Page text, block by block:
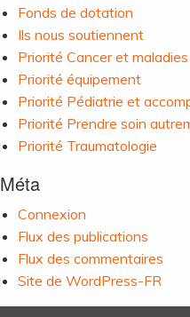
Fonds de dotation
Ils nous soutiennent
Priorité Cancer et
Priorité équipement
Priorité Pédiatrie et
Priorité Prendre soin
Priorité Traumatologie
Méta
Connexion
Flux des publications
Flux des commentaires
Site de WordPress-FR